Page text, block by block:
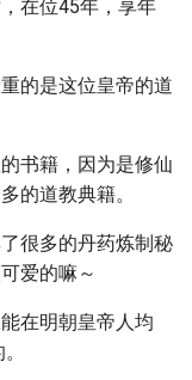
在位45年，享年
的是这位皇帝的道
书籍，因为是修仙
的道教典籍。
很多的丹药炼制秘
爱的嘛～
在明朝皇帝人均